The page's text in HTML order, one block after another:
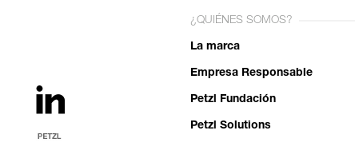
¿QUIÉNES SOMOS?
La marca
Empresa Responsable
Petzl Fundación
Petzl Solutions